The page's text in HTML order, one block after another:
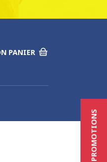
PANIER
PROMOTIONS